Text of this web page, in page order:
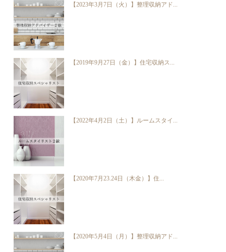
【2023年3月7日（火）】整理収納アド...
【2019年9月27日（金）】住宅収納ス...
【2022年4月2日（土）】ルームスタイ...
【2020年7月23.24日（木金）】住...
【2020年5月4日（月）】整理収納アド...